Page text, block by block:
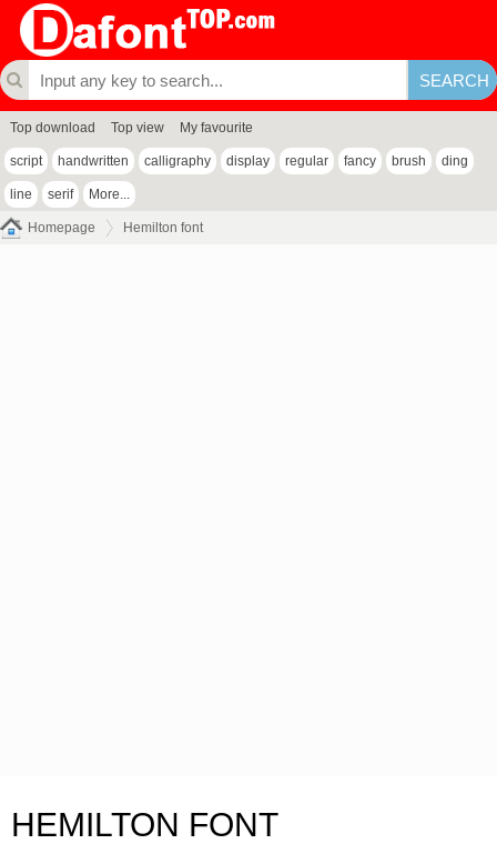
Top download Top view My favourite
script handwritten calligraphy display regular fancy brush ding
line serif More...
Homepage Hemilton font
HEMILTON FONT